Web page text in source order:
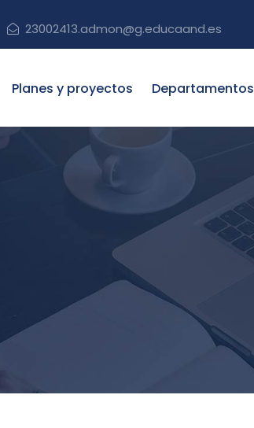
23002413.admon@g.educaand.es
Planes y proyectos Departamentos